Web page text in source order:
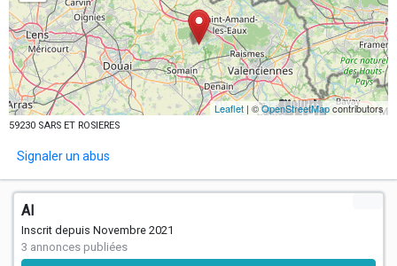
Leaflet | ©OpenStreetMapcontributors
59230 SARS ET ROSIERES
Signaler un abus
Al
Inscrit depuis Novembre 2021
3 annonces publiées